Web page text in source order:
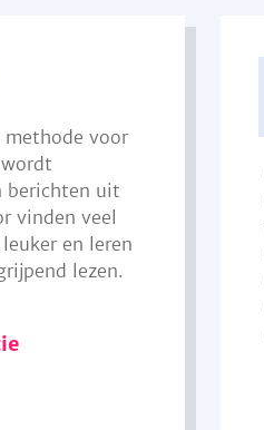
methode voor
berichten uit
vinden veel
en leren
lezen.